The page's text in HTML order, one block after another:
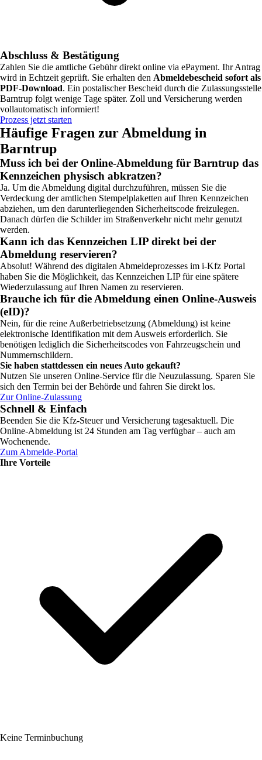
Abschluss & Bestätigung
Zahlen Sie die amtliche Gebühr direkt online via ePayment. Ihr Antrag
wird in Echtzeit geprüft. Sie erhalten den Abmeldebescheid sofort als
PDF-Download. Ein postalischer Bescheid durch die Zulassungsstelle
Barntrup folgt wenige Tage später. Zoll und Versicherung werden
vollautomatisch informiert!
Prozess jetzt starten
Häufige Fragen zur Abmeldung in
Barntrup
Muss ich bei der Online-Abmeldung für Barntrup das
Kennzeichen physisch abkratzen?
Ja. Um die Abmeldung digital durchzuführen, müssen Sie die
Verdeckung der amtlichen Stempelplaketten auf Ihren Kennzeichen
abziehen, um den darunterliegenden Sicherheitscode freizulegen.
Danach dürfen die Schilder im Straßenverkehr nicht mehr genutzt
werden.
Kann ich das Kennzeichen LIP direkt bei der
Abmeldung reservieren?
Absolut! Während des digitalen Abmeldeprozesses im i-Kfz Portal
haben Sie die Möglichkeit, das Kennzeichen LIP für eine spätere
Wiederzulassung auf Ihren Namen zu reservieren.
Brauche ich für die Abmeldung einen Online-Ausweis
(eID)?
Nein, für die reine Außerbetriebsetzung (Abmeldung) ist keine
elektronische Identifikation mit dem Ausweis erforderlich. Sie
benötigen lediglich die Sicherheitscodes von Fahrzeugschein und
Nummernschildern.
Sie haben stattdessen ein neues Auto gekauft?
Nutzen Sie unseren Online-Service für die Neuzulassung. Sparen Sie
sich den Termin bei der Behörde und fahren Sie direkt los.
Zur Online-Zulassung
Schnell & Einfach
Beenden Sie die Kfz-Steuer und Versicherung tagesaktuell. Die
Online-Abmeldung ist 24 Stunden am Tag verfügbar – auch am
Wochenende.
Zum Abmelde-Portal
Ihre Vorteile
Keine Terminbuchung